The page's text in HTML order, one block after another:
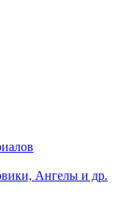
Ангелы и др.